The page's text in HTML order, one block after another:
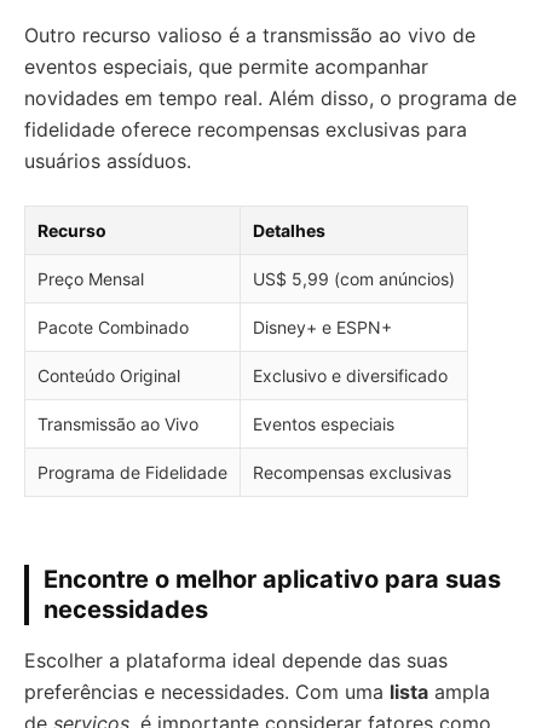
Outro recurso valioso é a transmissão ao vivo de
eventos especiais, que permite acompanhar
novidades em tempo real. Além disso, o programa de
fidelidade oferece recompensas exclusivas para
usuários assíduos.
Recurso Detalhes
Preço Mensal US$ 5,99 (com anúncios)
Pacote Combinado Disney+ e ESPN+
Conteúdo Original Exclusivo e diversificado
Transmissão ao Vivo Eventos especiais
Programa de Fidelidade Recompensas exclusivas
Encontre o melhor aplicativo para suas
necessidades
Escolher a plataforma ideal depende das suas
preferências e necessidades. Com uma lista ampla